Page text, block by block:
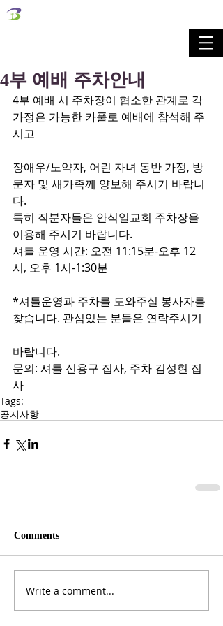
4부 예배 주차안내
4부 예배 시 주차장이 협소한 관계로 각
가정은 가능한 카풀로 예배에 참석해 주
시고
장애우/노약자, 어린 자녀 동반 가정, 방
문자 및 새가족께 양보해 주시기 바랍니
다.
특히 직분자들은 안식일교회 주차장을
이용해 주시기 바랍니다.
셔틀 운영 시간: 오전 11:15분-오후 12
시, 오후 1시-1:30분
*셔틀운영과 주차를 도와주실 봉사자를
찾습니다. 관심있는 분들은 연락주시기
바랍니다.
문의: 셔틀 신용구 집사, 주차 김성현 집
사
Tags:
공지사항
Comments
Write a comment...